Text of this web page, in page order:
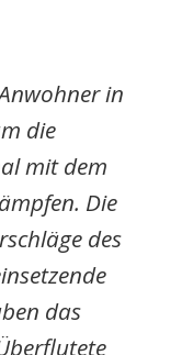
in
die
mit dem
Die
des
das